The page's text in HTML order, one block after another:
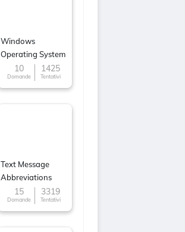
Windows
Operating System
10
Domande
1425
Tentativi
Text Message
Abbreviations
15
Domande
3319
Tentativi